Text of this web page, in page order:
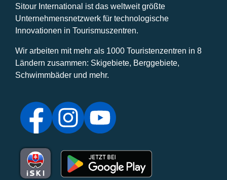
Sitour International ist das weltweit größte
Unternehmensnetzwerk für technologische
Innovationen in Tourismuszentren.
Wir arbeiten mit mehr als 1000 Touristenzentren in 8
Ländern zusammen: Skigebiete, Berggebiete,
Schwimmbäder und mehr.